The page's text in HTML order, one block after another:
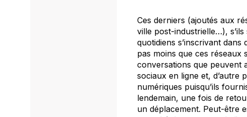
Ces derniers (ajoutés aux
ville post-industrielle…),
quotidiens s’inscrivant dans
pas moins que ces réseaux
conversations que peuvent
sociaux en ligne et, d’autre
numériques puisqu’ils
lendemain, une fois de
un déplacement. Peut-être